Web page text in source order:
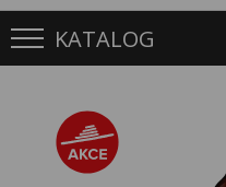
KATALOG